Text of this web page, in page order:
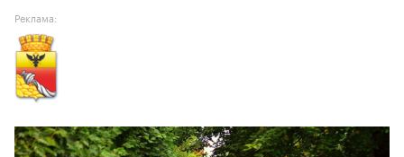
Реклама: